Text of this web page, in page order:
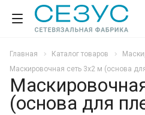
Главная Каталог товаров
Маскировочная сеть 3х2 м (основа
(основа для